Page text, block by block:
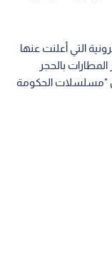
التي أعلنت عنها
بالحجر
إلا جزء من "مسلسلات الحكومة